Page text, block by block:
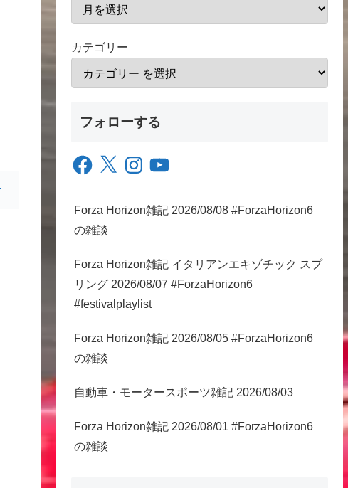
カテゴリー
フォローする
Facebook
X InstagramYouTube
Forza Horizon雑記 2026/08/08 #ForzaHorizon6
の雑談
Forza Horizon雑記 イタリアンエキゾチック スプ
リング 2026/08/07 #ForzaHorizon6
#festivalplaylist
Forza Horizon雑記 2026/08/05 #ForzaHorizon6
の雑談
自動車・モータースポーツ雑記 2026/08/03
Forza Horizon雑記 2026/08/01 #ForzaHorizon6
の雑談